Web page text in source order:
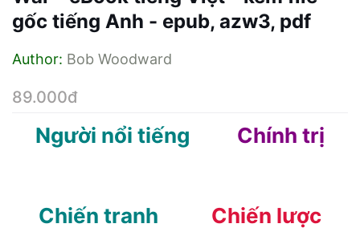
gốc tiếng Anh - epub, azw3, pdf
Author: Bob Woodward
89.000đ
Người nổi tiếng Chính trị
Chiến tranh Chiến lược